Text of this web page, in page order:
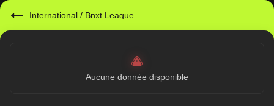
International / Bnxt League
Aucune donnée disponible